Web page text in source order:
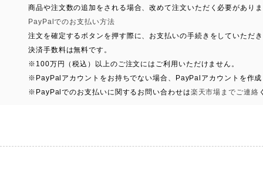
商品や注文数の追加をされる場合、改めて注文いただく必要があり
PayPalでのお支払い方法
注文を確定するボタンを押す際に、お支払いの手続きをしていただ
決済手数料は無料です。
※100万円（税込）以上のご注文にはご利用いただけません。
※PayPalアカウントをお持ちでない場合、PayPalアカウントを作成
※PayPalでのお支払いに関するお問い合わせは楽天市場までご連絡